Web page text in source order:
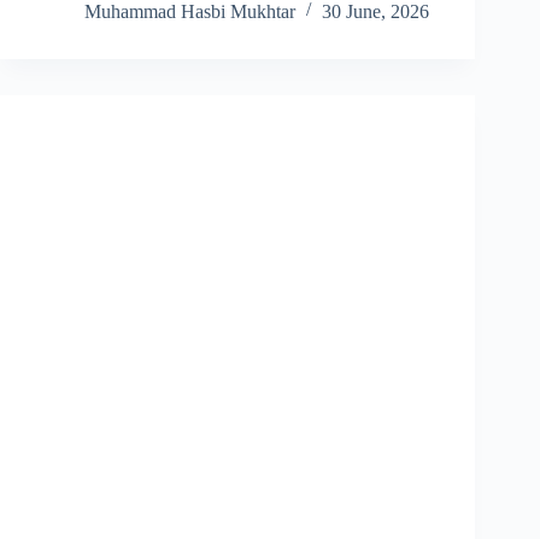
Muhammad Hasbi Mukhtar
30 June, 2026